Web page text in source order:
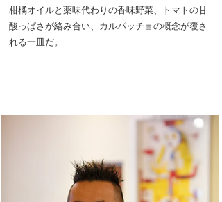
柑橘オイルと薬味代わりの香味野菜、トマトの甘
酸っぱさが絡み合い、カルパッチョの概念が覆さ
れる一皿だ。